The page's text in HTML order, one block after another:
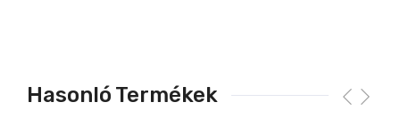
Hasonló Termékek